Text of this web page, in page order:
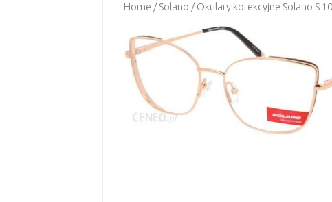
Home /Solano / Okulary korekcyjne Solano S